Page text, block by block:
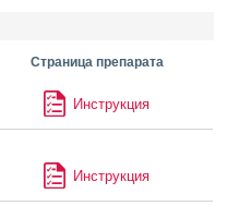
Страница препарата
Инструкция
Инструкция